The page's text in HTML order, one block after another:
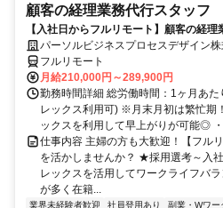
顧客の経理業務代行スタッフ
【入社日からフルリモート】顧客の経理
パーソルビジネスプロセスデザイン株
フルリモート
月給210,000円～289,900円
勤務時間詳細 総労働時間：1ヶ月あ
レックス利用可) ※月末月初は繁忙期
ックスを利用して早上がりが可能◎
仕事内容 主婦の方も大歓迎！【フル
を活かしませんか？ ★採用選考～入
レックスを活用してワークライフバ
が多く在籍...
業界未経験者歓迎 社員登用あり 副業・Wワー